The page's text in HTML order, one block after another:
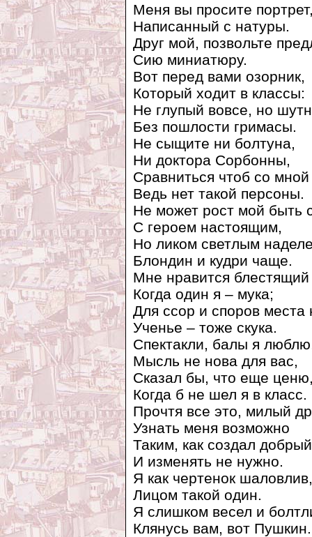
Меня вы просите
Написанный с натуры.
Друг мой, позвольте
Сию миниатюру.
Вот перед вами озорник,
Который ходит в классы:
Не глупый вовсе, но
Без пошлости гримасы.
Не сыщите ни болтуна,
Ни доктора Сорбонны,
Сравниться чтоб со мной
Ведь нет такой персоны.
Не может рост мой быть
С героем настоящим,
Но ликом светлым
Блондин и кудри чаще.
Мне нравится блестящий
Когда один я – мука;
Для ссор и споров места
Ученье – тоже скука.
Спектакли, балы я
Мысль не нова для вас,
Сказал бы, что еще
Когда б не шел я в класс.
Прочтя все это, милый
Узнать меня возможно
Таким, как создал
И изменять не нужно.
Я как чертенок шаловлив,
Лицом такой один.
Я слишком весел и
Клянусь вам, вот Пушкин.